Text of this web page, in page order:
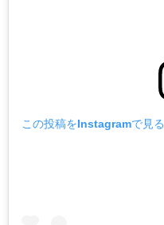
この投稿をInstagramで見る